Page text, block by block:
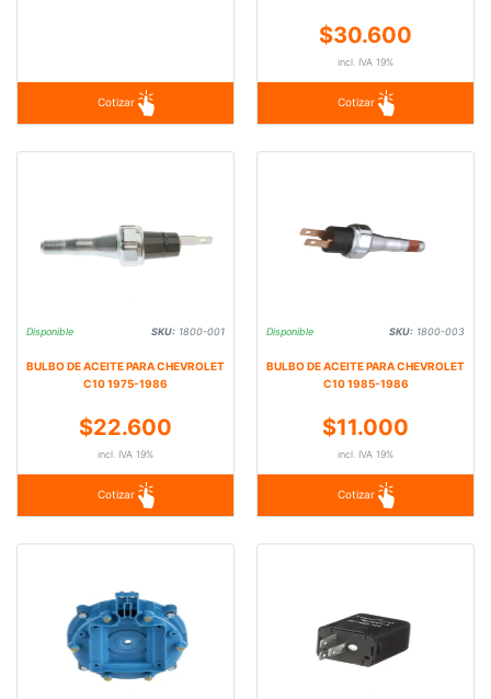
Cotizar
$30.600
incl. IVA 19%
Cotizar
Disponible SKU: 1800-001
BULBO DE ACEITE PARA CHEVROLET
C10 1975-1986
$22.600
incl. IVA 19%
Cotizar
Disponible SKU: 1800-003
BULBO DE ACEITE PARA CHEVROLET
C10 1985-1986
$11.000
incl. IVA 19%
Cotizar